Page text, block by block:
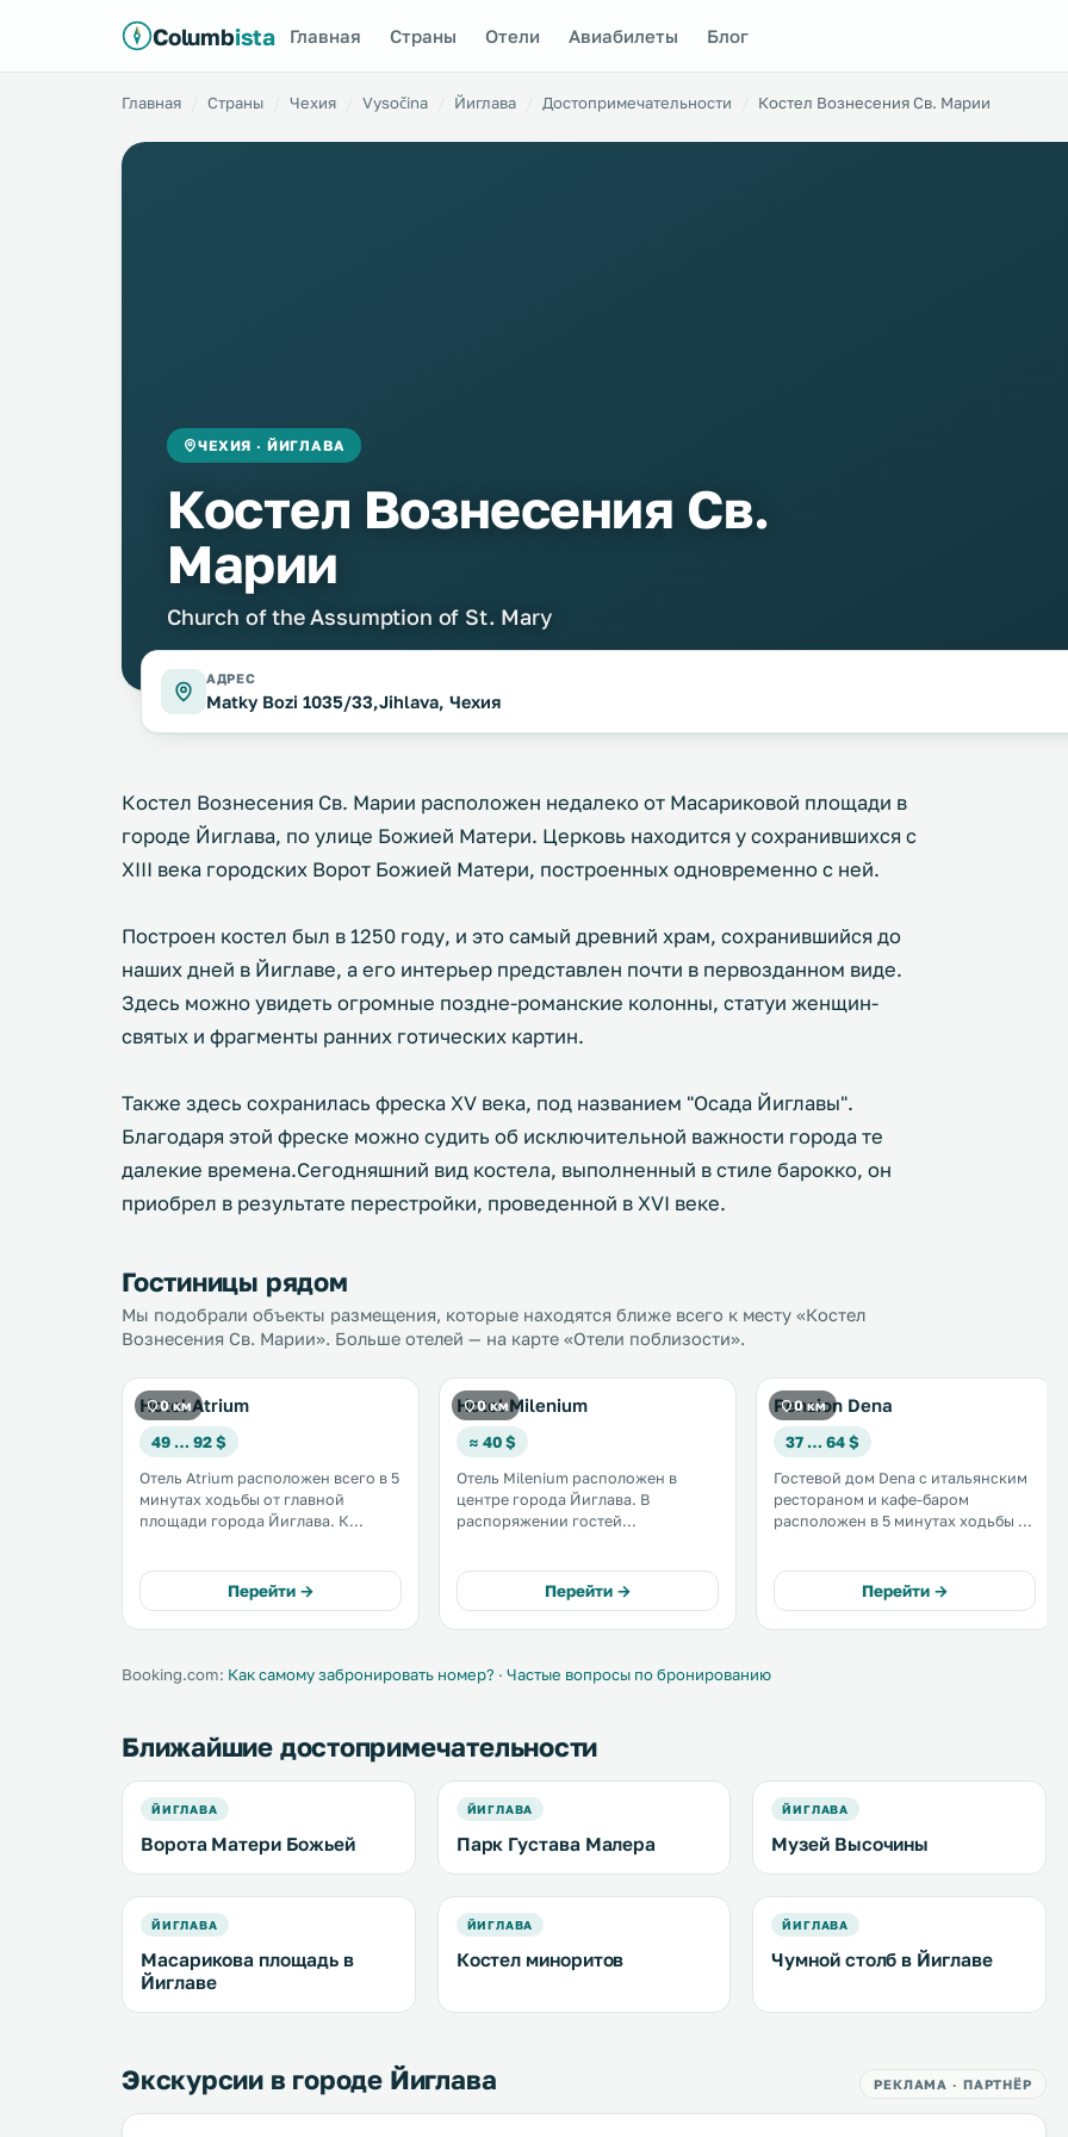
Columbista Главная Страны Отели Авиабилеты Блог
Главная Страны Чехия Vysočina Йиглава Достопримечательности Костел Вознесения Св. Марии
ЧЕХИЯ · ЙИГЛАВА
Костел Вознесения Св.
Марии
Church of the Assumption of St. Mary
АДРЕС
Matky Bozi 1035/33,Jihlava, Чехия
Костел Вознесения Св. Марии расположен недалеко от Масариковой площади в
городе Йиглава, по улице Божией Матери. Церковь находится у сохранившихся с
XIII века городских Ворот Божией Матери, построенных одновременно с ней.
Построен костел был в 1250 году, и это самый древний храм, сохранившийся до
наших дней в Йиглаве, а его интерьер представлен почти в первозданном виде.
Здесь можно увидеть огромные поздне-романские колонны, статуи женщин-
святых и фрагменты ранних готических картин.
Также здесь сохранилась фреска XV века, под названием "Осада Йиглавы".
Благодаря этой фреске можно судить об исключительной важности города те
далекие времена.Сегодняшний вид костела, выполненный в стиле барокко, он
приобрел в результате перестройки, проведенной в XVI веке.
Гостиницы рядом
Мы подобрали объекты размещения, которые находятся ближе всего к месту «Костел
Вознесения Св. Марии». Больше отелей — на карте «Отели поблизости».
0 км
Hotel Atrium
49 … 92 $
Отель Atrium расположен всего в 5
минутах ходьбы от главной
площади города Йиглава. К
ванной комнатой, а также
популярный ресторан и бар. .
Перейти →
0 км
Hotel Milenium
≈ 40 $
Отель Milenium расположен в
центре города Йиглава. В
распоряжении гостей
кухни с баром. .Перейти →
0 км
Penzion Dena
37 … 64 $
Гостевой дом Dena с итальянским
рестораном и кафе-баром
расположен в 5 минутах ходьбы от
номеров бесплатный Wi-Fi,
спутниковое телевидение и
Перейти →
Booking.com: Как самому забронировать номер? · Частые вопросы по бронированию
Ближайшие достопримечательности
ЙИГЛАВА
Ворота Матери Божьей
ЙИГЛАВА
Парк Густава Малера
ЙИГЛАВА
Музей Высочины
ЙИГЛАВА
Масарикова площадь в
Йиглаве
ЙИГЛАВА
Костел миноритов
ЙИГЛАВА
Чумной столб в Йиглаве
Экскурсии в городе Йиглава РЕКЛАМА · ПАРТНЁР